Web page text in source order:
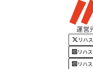
四国・九州エリア
運営
リハ
リハ
リハ